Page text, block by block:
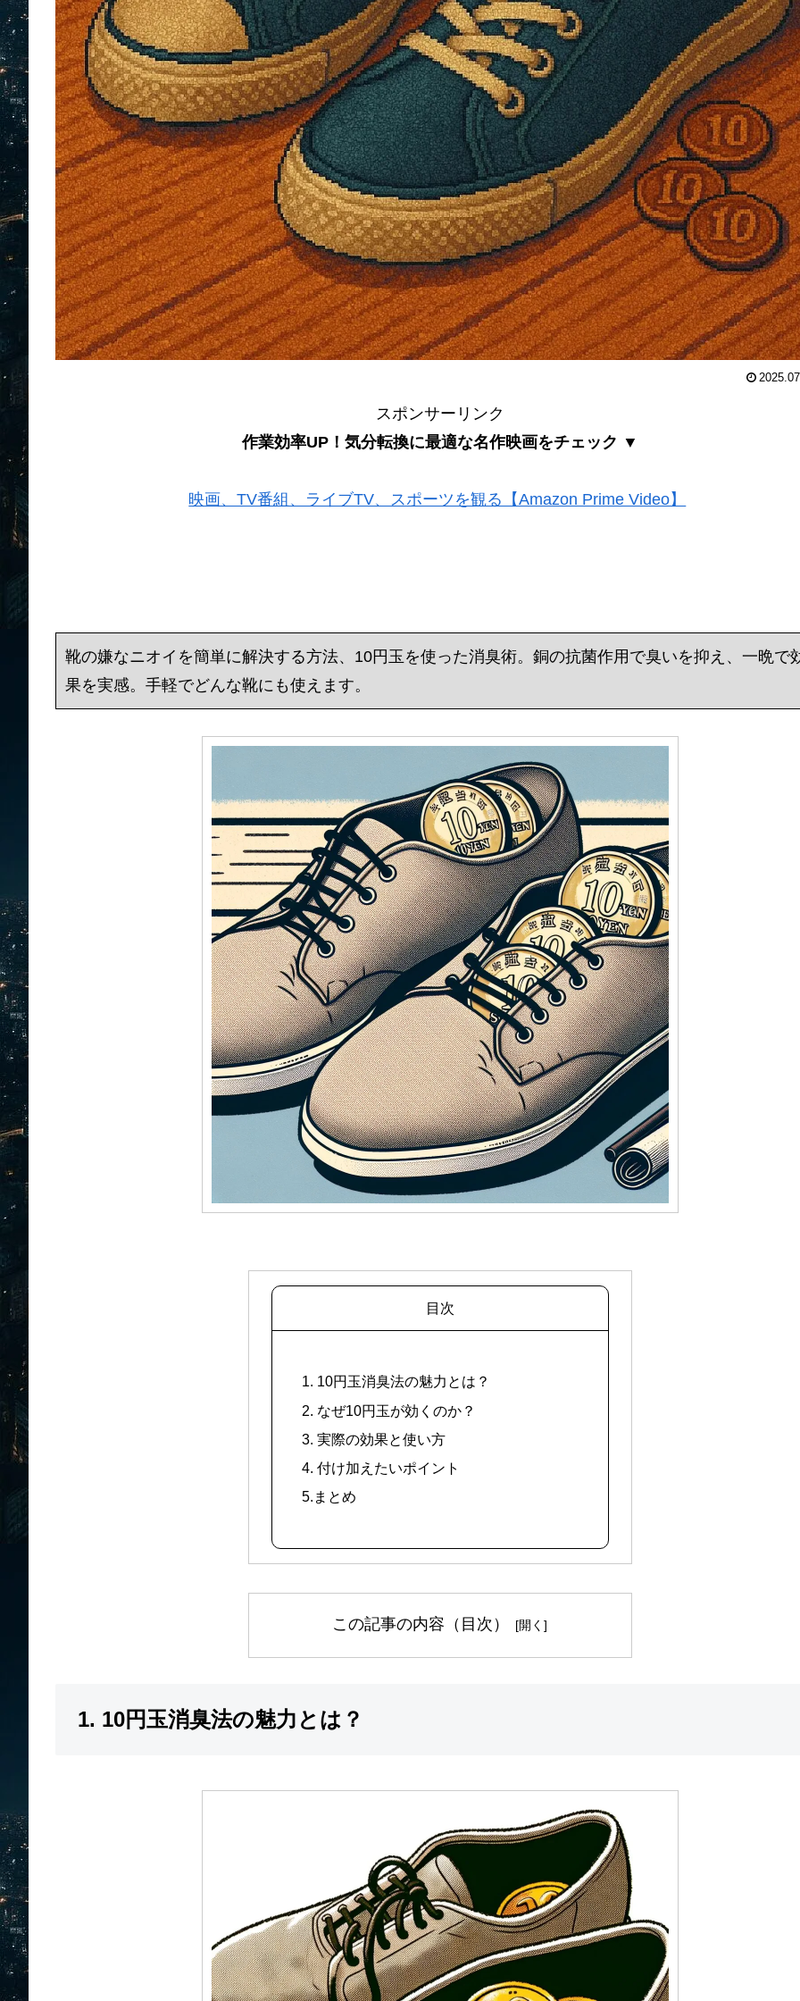
スポンサーリンク
作業効率UP！気分転換に最適な名作映画をチェック ▼
映画、TV番組、ライブTV、スポーツを観る【Amazon Prime Video】
靴の嫌なニオイを簡単に解決する方法、10円玉を使った消臭術。銅の抗菌作用で臭いを抑え、一晩で
果を実感。手軽でどんな靴にも使えます。
目次
1. 10円玉消臭法の魅力とは？
2. なぜ10円玉が効くのか？
3. 実際の効果と使い方
4. 付け加えたいポイント
5.まとめ
この記事の内容（目次）
1. 10円玉消臭法の魅力とは？